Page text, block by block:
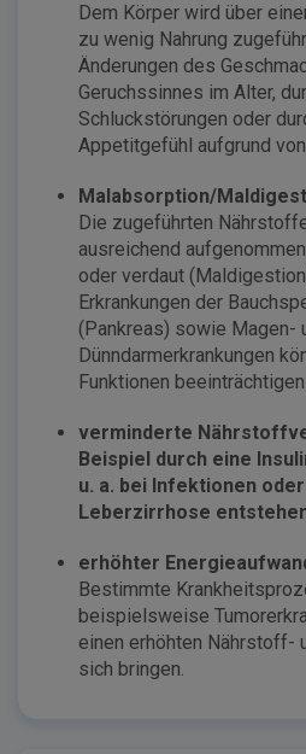
Dem Körper wird über
zu wenig Nahrung
Änderungen des
Geruchssinnes im Alter,
Schluckstörungen oder
Appetitgefühl aufgrund
Malabsorption/
Die zugeführten
ausreichend
oder verdaut
Erkrankungen der
(Pankreas) sowie Magen-
Dünndarmerkrankungen
Funktionen beeinträchtigen.
verminderte
Beispiel durch eine
u. a. bei Infektionen
Leberzirrhose
erhöhter
Bestimmte
beispielsweise
einen erhöhten Nährstoff-
sich bringen.